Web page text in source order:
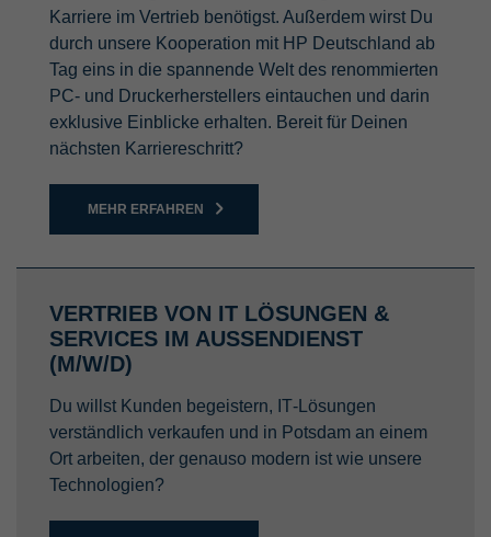
Karriere im Vertrieb benötigst. Außerdem wirst Du
durch unsere Kooperation mit HP Deutschland ab
Tag eins in die spannende Welt des renommierten
PC- und Druckerherstellers eintauchen und darin
exklusive Einblicke erhalten. Bereit für Deinen
nächsten Karriereschritt?
MEHR ERFAHREN
VERTRIEB VON IT LÖSUNGEN &
SERVICES IM AUSSENDIENST (
M/W/D)
Du willst Kunden begeistern, IT‑Lösungen
verständlich verkaufen und in Potsdam an einem
Ort arbeiten, der genauso modern ist wie unsere
Technologien?